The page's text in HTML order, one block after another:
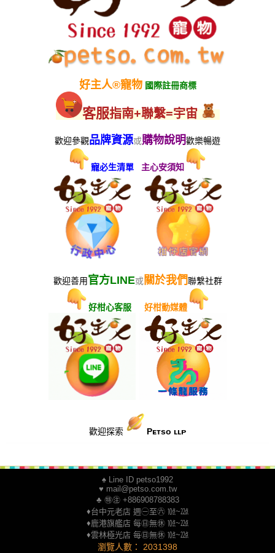
好主人®寵物 國際註冊商標
客服指南+聯繫=宇宙
歡迎參觀品牌資源或購物說明歡樂暢遊
寵必生清單 主心安須知
歡迎善用官方LINE或 關於我們聯繫社群
好柑心客服OR 好柑動媒體
​歡迎探索 Pᴇᴛsᴏ ʟʟᴘ
♠ Line ID petso1992
♥ mail@petso.com.tw
♣ ㊕㊟ +886908788383
♦台中元老店 週㊀至㊅ ㍢~㍮
♦鹿港旗艦店 每㊐無㊡ ㍢~㍮
♦雲林極光店 每㊐無㊡ ㍢~㍮
瀏覽人數： 2031398